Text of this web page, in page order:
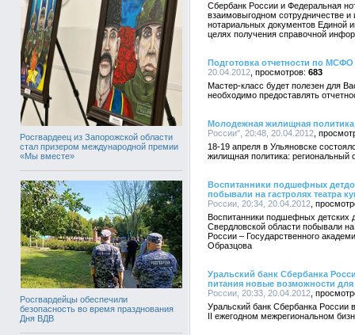
Росгвардеец из Запорожской области
стал призером международной премии
«Мы вместе»
Росгвардейцы обеспечили
безопасность во время празднования
Дня ВДВ
Сбербанк России и Федеральная
взаимовыгодном сотрудничестве и
нотариальных документов Единой
целях получения справочной
Подготовка отчетности по
20.04.2012
683
Мастер-класс будет полезен для
необходимо предоставлять
Молодежная жилищная политика
России", 20:48, 20.04.2012
18-19 апреля в Ульяновске
жилищная политика: региональный
Воспитанники подшефных
побывали на гастролях театра
России, 20:34, 20.04.2012
Воспитанники подшефных детских
Свердловской области побывали на
России – Государственного
Образцова
Уральский банк Сбербанка
питания новые возможности для
России, 20:33, 20.04.2012
Уральский банк Сбербанка России
II ежегодном межрегиональном